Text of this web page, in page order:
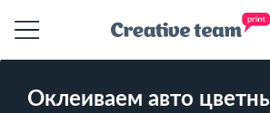
Оклеиваем авто